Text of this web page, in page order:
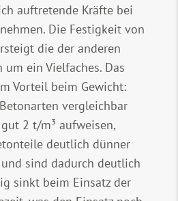
auftretende Kräfte bei
Die Festigkeit von
die der anderen
ein Vielfaches. Das
Vorteil beim Gewicht:
vergleichbar
2 t/m³ aufweisen,
deutlich dünner
sind dadurch deutlich
sinkt beim Einsatz der